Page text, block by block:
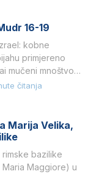
16-19
kobne
primjereno
mučeni mnoštvom
čitanja
Marija Velika,
bazilike
Maggiore) u